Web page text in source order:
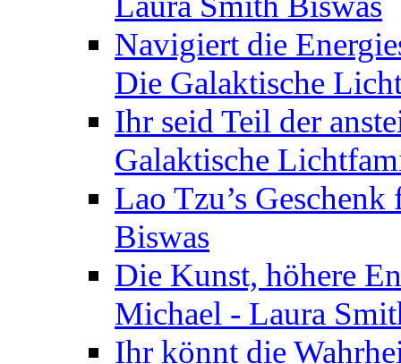
Navigiert die
Die Galaktische
Ihr seid Teil der
Galaktische
Lao Tzu’s
Biswas
Die Kunst, höhere
Michael - Laura
Ihr könnt die